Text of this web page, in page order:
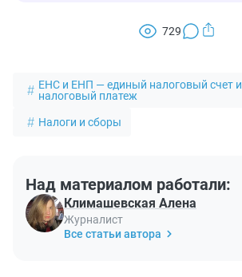
729
ЕНС и ЕНП — единый налоговый счет
налоговый платеж
Налоги и сборы
Над материалом работали:
Климашевская Алена
Журналист
Все статьи автора